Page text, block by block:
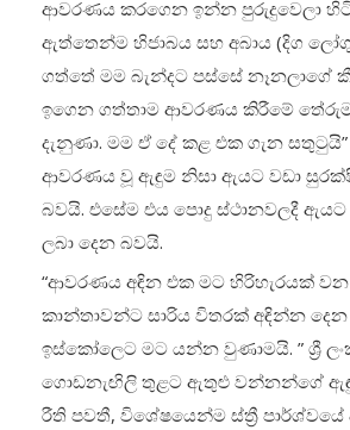
ආවරණය කරගෙන ඉන්න පුරුදුවෙලා
ඇත්තෙන්ම හිජාබය සහ අබාය (දිග
ගත්තේ මම බැන්දට පස්සේ නෑනලාගේ
ඉගෙන ගත්තාම ආවරණය කිරීමේ
දැනුණා. මම ඒ දේ කළ එක ගැන
ආවරණය වූ ඇඳුම නිසා ඇයට වඩා
බවයි. එසේම එය පොදු ස්ථානවලදී
ලබා දෙන බවයි.
“ආවරණය අඳින එක මට හිරිහැරයක් වන
කාන්තාවන්ට සාරිය විතරක් අඳින්න දෙන
ඉස්කෝලෙට මට යන්න වුණාමයි. ” ශ්‍රී
ගොඩනැඟිලි තුළට ඇතුළු වන්නන්ගේ
රීති පවතී, විශේෂයෙන්ම ස්ත්‍රී පාර්ශ්වයේ